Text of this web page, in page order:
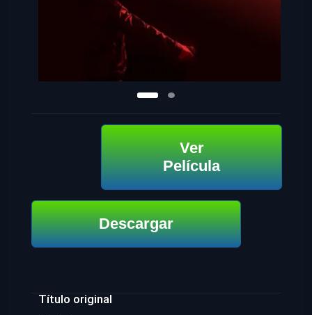
Ver
Película
Descargar
Título original